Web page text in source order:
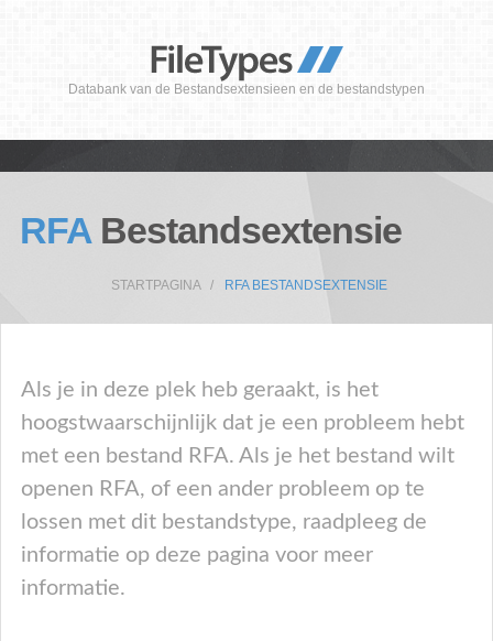
Databank van de Bestandsextensieen en de bestandstypen
RFA Bestandsextensie
STARTPAGINA RFA BESTANDSEXTENSIE
Als je in deze plek heb geraakt, is het
hoogstwaarschijnlijk dat je een probleem hebt
met een bestand RFA. Als je het bestand wilt
openen RFA, of een ander probleem op te
lossen met dit bestandstype, raadpleeg de
informatie op deze pagina voor meer
informatie.